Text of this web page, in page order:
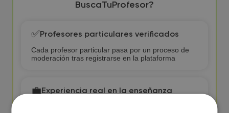
BuscaTuProfesor?
✅Profesores particulares verificados
Cada profesor particular pasa por un proceso de
moderación tras registrarse en la plataforma
💼Experiencia real en la enseñanza